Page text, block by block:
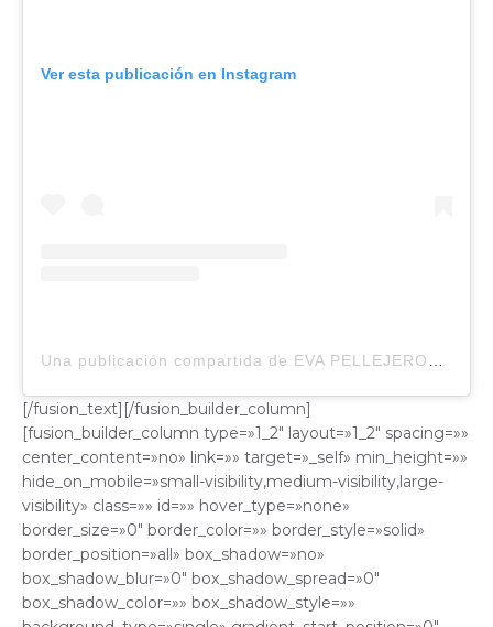
Ver esta publicación en Instagram
[/fusion_text][/fusion_builder_column]
[fusion_builder_column type=»1_2″ layout=»1_2″ spacing=»»
center_content=»no» link=»» target=»_self» min_height=»»
hide_on_mobile=»small-visibility,medium-visibility,large-
visibility» class=»» id=»» hover_type=»none»
border_size=»0″ border_color=»» border_style=»solid»
border_position=»all» box_shadow=»no»
box_shadow_blur=»0″ box_shadow_spread=»0″
box_shadow_color=»» box_shadow_style=»»